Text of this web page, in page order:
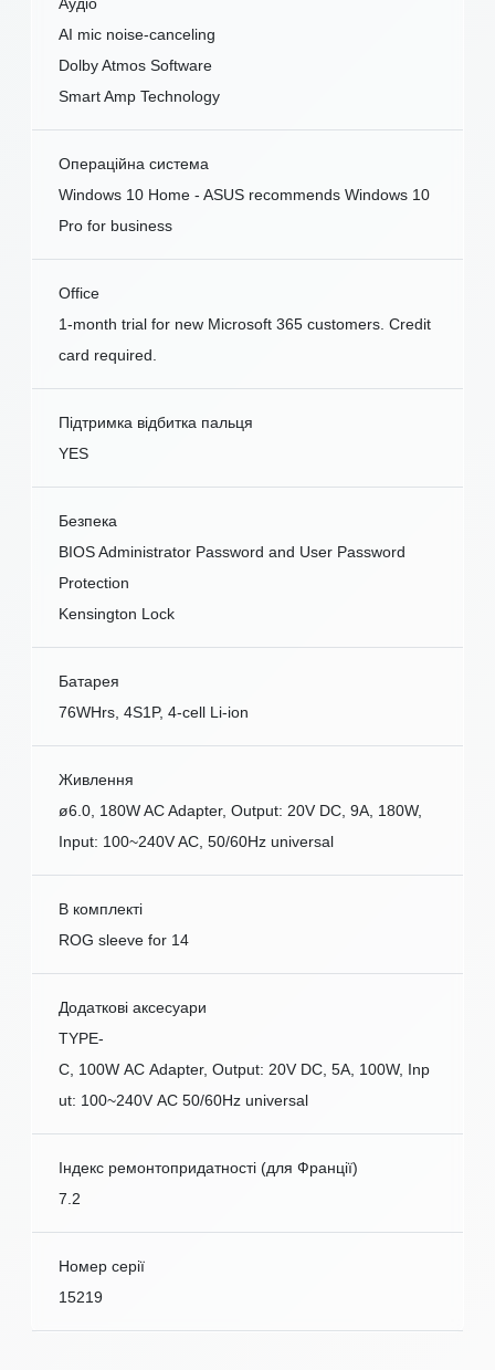
AI mic noise-canceling
Dolby Atmos Software
Smart Amp Technology
Операційна система
Windows 10 Home - ASUS recommends Windows 10
Pro for business
Office
1-month trial for new Microsoft 365 customers. Credit
card required.
Підтримка відбитка пальця
YES
Безпека
BIOS Administrator Password and User Password
Protection
Kensington Lock
Батарея
76WHrs, 4S1P, 4-cell Li-ion
Живлення
ø6.0, 180W AC Adapter, Output: 20V DC, 9A, 180W,
Input: 100~240V AC, 50/60Hz universal
В комплекті
ROG sleeve for 14
Додаткові аксесуари
TYPE-
C, 100W AC Adapter, Output: 20V DC, 5A, 100W, Inp
ut: 100~240V AC 50/60Hz universal
Індекс ремонтопридатності (для Франції)
7.2
Номер серії
15219